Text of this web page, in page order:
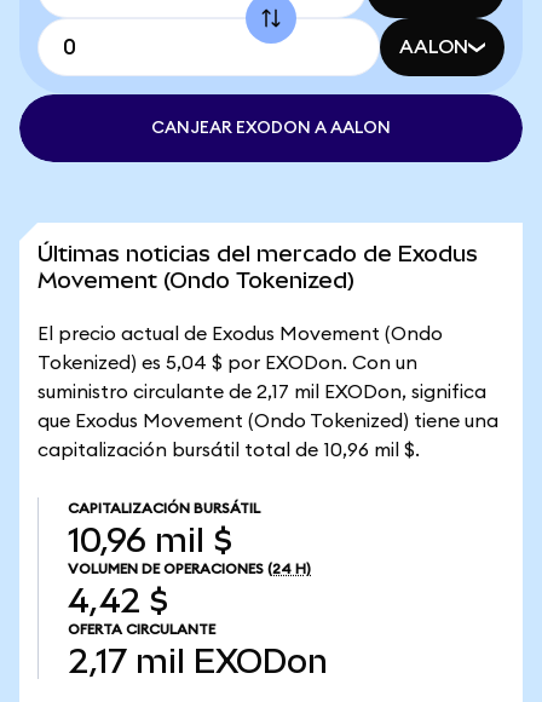
AALON
CANJEAR EXODON A AALON
Últimas noticias del mercado de Exodus
Movement (Ondo Tokenized)
El precio actual de Exodus Movement (Ondo
Tokenized) es 5,04 $ por EXODon. Con un
suministro circulante de 2,17 mil EXODon, significa
que Exodus Movement (Ondo Tokenized) tiene una
capitalización bursátil total de 10,96 mil $.
CAPITALIZACIÓN BURSÁTIL
10,96 mil $
VOLUMEN DE OPERACIONES (24 H)
4,42 $
OFERTA CIRCULANTE
2,17 mil EXODon